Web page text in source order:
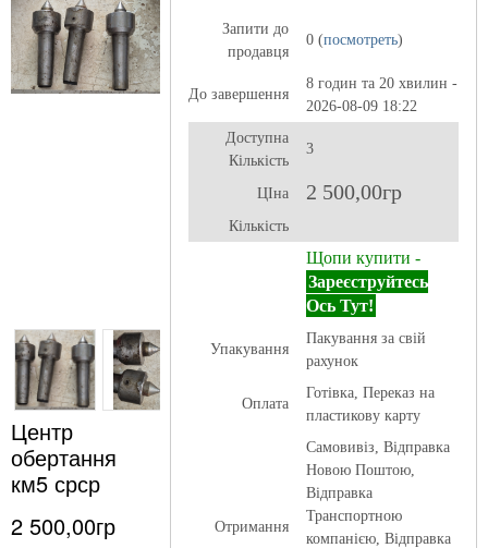
Центр
обертання
км5 срср
2 500,00гр
Запити до
продавця
0 (посмотреть)
До завершення
8 годин та 20 хвилин -
2026-08-09 18:22
Доступна
Кількість
3
ЦІна 2 500,00гр
Кількість
Щопи купити -
Зареєструйтесь
Ось Тут!
Упакування
Пакування за свій
рахунок
Оплата
Готівка, Переказ на
пластикову карту
Отримання
Самовивіз, Відправка
Новою Поштою,
Відправка
Транспортною
компанією, Відправка